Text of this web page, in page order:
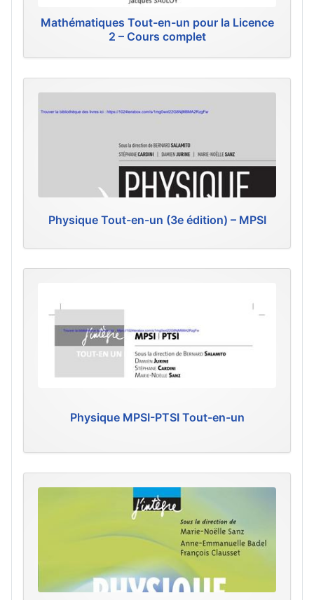
Mathématiques Tout-en-un pour la Licence
2 – Cours complet
Physique Tout-en-un (3e édition) – MPSI
Physique MPSI-PTSI Tout-en-un